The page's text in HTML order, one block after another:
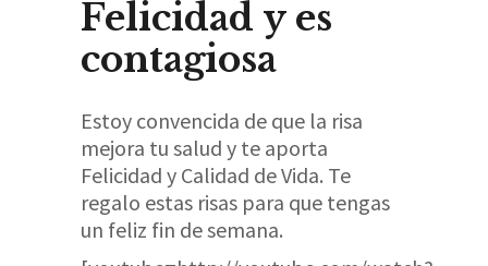
Felicidad y es
contagiosa
Estoy convencida de que la risa
mejora tu salud y te aporta
Felicidad y Calidad de Vida. Te
regalo estas risas para que tengas
un feliz fin de semana.